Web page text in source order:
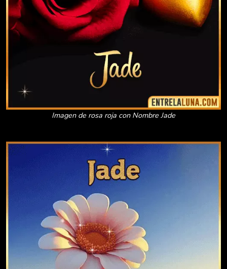
Imagen de rosa roja con Nombre Jade